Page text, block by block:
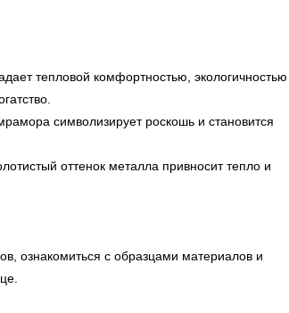
тепловой комфортностью, экологичностью
символизирует роскошь и становится
оттенок металла привносит тепло и
ознакомиться с образцами материалов и